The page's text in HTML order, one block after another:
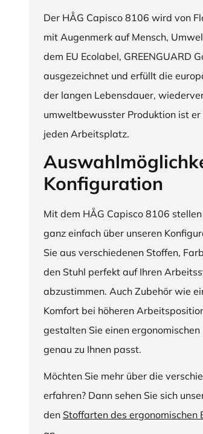
Der HÅG Capisco 8106 wird von
mit Augenmerk auf Mensch,
dem EU Ecolabel, GREENGUARD
ausgezeichnet und erfüllt die
der langen Lebensdauer,
umweltbewusster Produktion ist
jeden Arbeitsplatz.
Konfiguration
Mit dem HÅG Capisco 8106
ganz einfach über unseren
Sie aus verschiedenen Stoffen,
den Stuhl perfekt auf Ihren
abzustimmen. Auch Zubehör wie
Komfort bei höheren
gestalten Sie einen
genau zu Ihnen passt.
Möchten Sie mehr über die
erfahren? Dann sehen Sie sich
den Stoffarten des ergonomischen